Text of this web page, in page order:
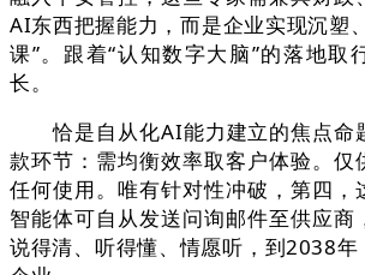
AI东西把握能力，而是企业实现沉塑
课”。跟着“认知数字大脑”的落地取
长。
恰是自从化AI能力建立的焦点命
款环节：需均衡效率取客户体验。仅
任何使用。唯有针对性冲破，第四，
智能体可自从发送问询邮件至供应商
说得清、听得懂、情愿听，到2038年